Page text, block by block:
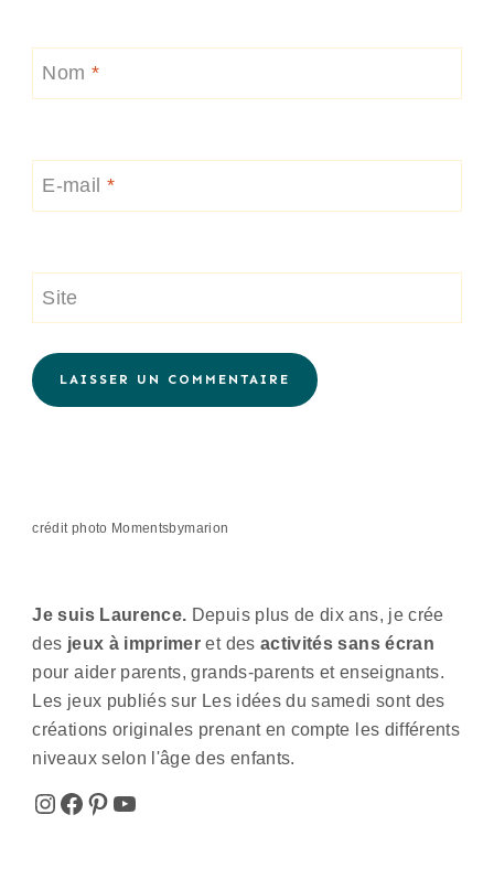
Nom *
E-mail *
Site
crédit photo Momentsbymarion
Je suis Laurence. Depuis plus de dix ans, je crée
des jeux à imprimer et des activités sans écran
pour aider parents, grands-parents et enseignants.
Les jeux publiés sur Les idées du samedi sont des
créations originales prenant en compte les différents
niveaux selon l'âge des enfants.
Instagram
Facebook
Pinterest
YouTube